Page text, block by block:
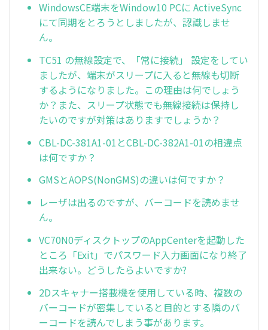
WindowsCE端末をWindow10 PCに ActiveSync
にて同期をとろうとしましたが、認識しませ
ん。
TC51 の無線設定で、「常に接続」 設定をしてい
ましたが、端末がスリープに入ると無線も切断
するようになりました。この理由は何でしょう
か？また、スリープ状態でも無線接続は保持し
たいのですが対策はありますでしょうか？
CBL-DC-381A1-01とCBL-DC-382A1-01の相違点
は何ですか？
GMSとAOPS(NonGMS)の違いは何ですか？
レーザは出るのですが、バーコードを読めませ
ん。
VC70N0ディスクトップのAppCenterを起動した
ところ「Exit」でパスワード入力画面になり終了
出来ない。どうしたらよいですか?
2Dスキャナー搭載機を使用している時、複数の
バーコードが密集していると目的とする隣のバ
ーコードを読んでしまう事があります。